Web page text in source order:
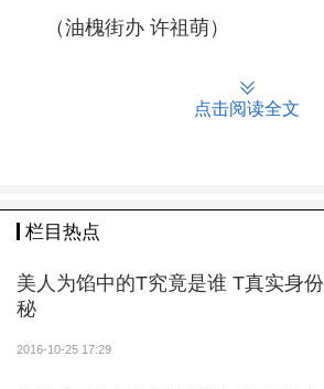
（油槐街办 许祖萌）
点击阅读全文
栏目热点
美人为馅中的T究竟是谁 T真实身
秘
2016-10-25 17:29